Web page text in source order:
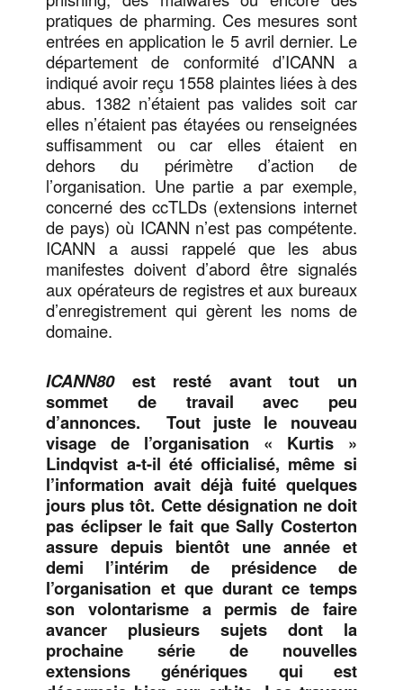
pratiques de pharming. Ces mesures sont
entrées en application le 5 avril dernier. Le
département de conformité d’ICANN a
indiqué avoir reçu 1558 plaintes liées à des
abus. 1382 n’étaient pas valides soit car
elles n’étaient pas étayées ou renseignées
suffisamment ou car elles étaient en
dehors du périmètre d’action de
l’organisation. Une partie a par exemple,
concerné des ccTLDs (extensions internet
de pays) où ICANN n’est pas compétente.
ICANN a aussi rappelé que les abus
manifestes doivent d’abord être signalés
aux opérateurs de registres et aux bureaux
d’enregistrement qui gèrent les noms de
domaine.
ICANN80est resté avant tout un
sommet de travail avec peu
d’annonces. Tout juste le nouveau
visage de l’organisation « Kurtis »
Lindqvist a-t-il été officialisé, même si
l’information avait déjà fuité quelques
jours plus tôt. Cette désignation ne doit
pas éclipser le fait que Sally Costerton
assure depuis bientôt une année et
demi l’intérim de présidence de
l’organisation et que durant ce temps
son volontarisme a permis de faire
avancer plusieurs sujets dont la
prochaine série de nouvelles
extensions génériques qui est